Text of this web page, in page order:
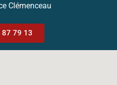
Clémenceau
87 79 13